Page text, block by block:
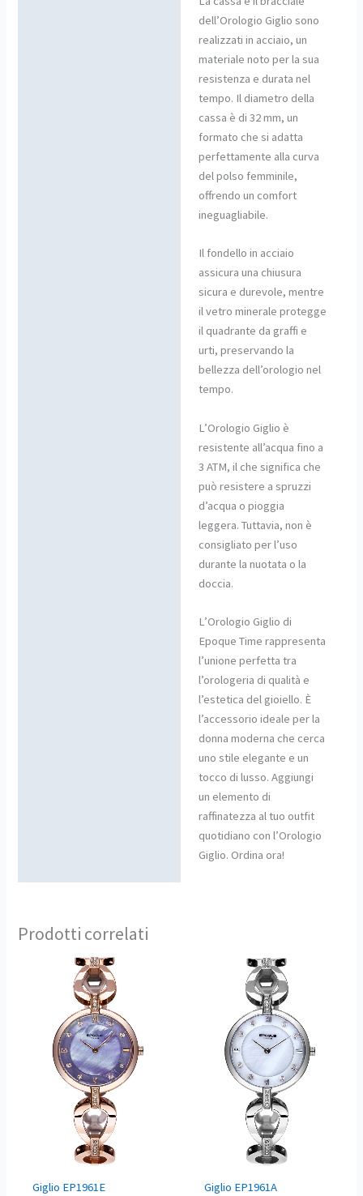
dell’Orologio Giglio sono
realizzati in acciaio, un
materiale noto per la sua
resistenza e durata nel
tempo. Il diametro della
cassa è di 32 mm, un
formato che si adatta
perfettamente alla curva
del polso femminile,
offrendo un comfort
ineguagliabile.
Il fondello in acciaio
assicura una chiusura
sicura e durevole, mentre
il vetro minerale protegge
il quadrante da graffi e
urti, preservando la
bellezza dell’orologio nel
tempo.
L’Orologio Giglio è
resistente all’acqua fino a
3 ATM, il che significa che
può resistere a spruzzi
d’acqua o pioggia
leggera. Tuttavia, non è
consigliato per l’uso
durante la nuotata o la
doccia.
L’Orologio Giglio di
Epoque Time rappresenta
l’unione perfetta tra
l’orologeria di qualità e
l’estetica del gioiello. È
l’accessorio ideale per la
donna moderna che cerca
uno stile elegante e un
tocco di lusso. Aggiungi
un elemento di
raffinatezza al tuo outfit
quotidiano con l’Orologio
Giglio. Ordina ora!
Prodotti correlati
Giglio EP1961E Giglio EP1961A